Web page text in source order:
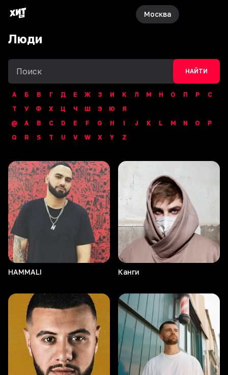
Москва
Люди
НАЙТИ
А Б В Г Д Е Ж З И К Л М Н О П Р
С
Т
У Ф Х Ц Ч Ш Э Ю
Я
@
A B C D E F G H I J K L M N O
P
Q
R S T U V W X Y Z
HAMMALI Канги